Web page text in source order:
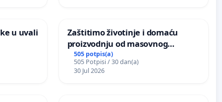
u uvali
Zaštitimo životinje i domaću
proizvodnju od masovnog
uništavanja zbog afričke svinjske
kuge
505 potpis(a)
505 Potpisi / 30 dan(a)
30 Jul 2026